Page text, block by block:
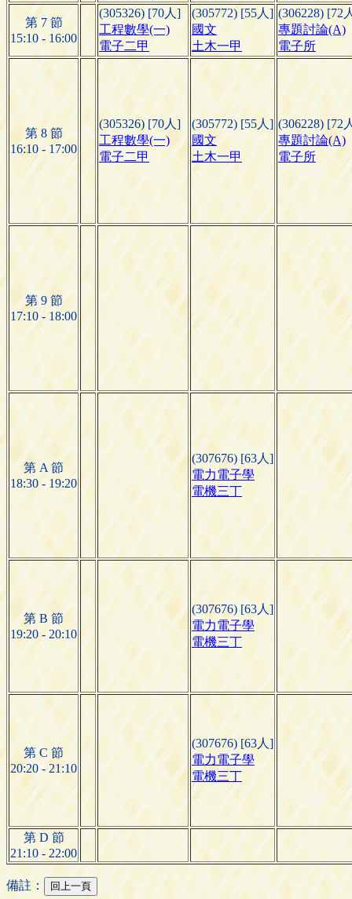
第 7 節
15:10 - 16:00
(305326) [70人]
工程數學(一)
電子二甲
(305772) [55人]
國文
土木一甲
(306228) [72
專題討論(A)
電子所
第 8 節
16:10 - 17:00
(305326) [70人]
工程數學(一)
電子二甲
(305772) [55人]
國文
土木一甲
(306228) [72
專題討論(A)
電子所
第 9 節
17:10 - 18:00
第 A 節
18:30 - 19:20
(307676) [63人]
電力電子學
電機三丁
第 B 節
19:20 - 20:10
(307676) [63人]
電力電子學
電機三丁
第 C 節
20:20 - 21:10
(307676) [63人]
電力電子學
電機三丁
第 D 節
21:10 - 22:00
備註：